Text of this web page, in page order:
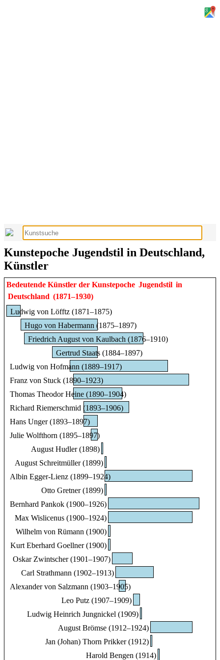
Kunstepoche Jugendstil in Deutschland,
Künstler
Bedeutende Künstler der Kunstepoche Jugendstil in
Deutschland (1871–1930)
Ludwig von Löfftz (1871–1875)
Hugo von Habermann (1875–1897)
Friedrich August von Kaulbach (1876–1910)
Gertrud Staats (1884–1897)
Ludwig von Hofmann (1889–1917)
Franz von Stuck (1890–1923)
Thomas Theodor Heine (1890–1904)
Richard Riemerschmid (1893–1906)
Hans Unger (1893–1897)
Julie Wolfthorn (1895–1897)
August Hudler (1898)
August Schreitmüller (1899)
Albin Egger-Lienz (1899–1924)
Otto Gretner (1899)
Bernhard Pankok (1900–1926)
Max Wislicenus (1900–1924)
Wilhelm von Rümann (1900)
Kurt Eberhard Goellner (1900)
Oskar Zwintscher (1901–1907)
Carl Strathmann (1902–1913)
Alexander von Salzmann (1903–1905)
Leo Putz (1907–1909)
Ludwig Heinrich Jungnickel (1909)
August Brömse (1912–1924)
Jan (Johan) Thorn Prikker (1912)
Harold Bengen (1914)